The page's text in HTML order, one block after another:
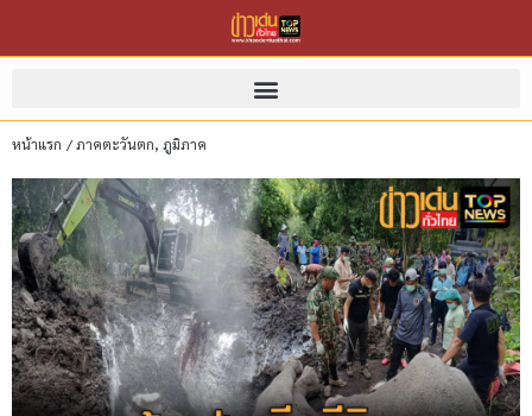
หน้าแรก /ภาคตะวันตก, ภูมิภาค